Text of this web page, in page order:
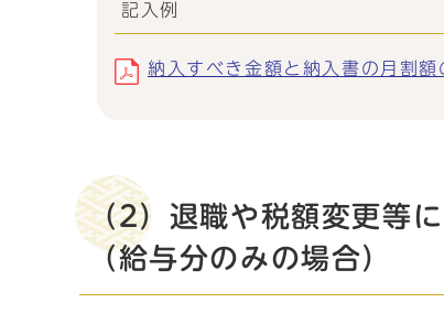
記入例
納入すべき金額と納入書の月割
（2）退職や税額変更等
（給与分のみの場合）